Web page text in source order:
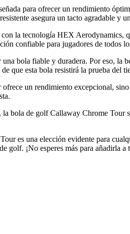
para ofrecer un rendimiento
asegura un tacto agradable y
la tecnología HEX Aerodynamics,
confiable para jugadores de todos
bola fiable y duradera. Por eso,
que esta bola resistirá la prueba del
un rendimiento excepcional,
bola de golf Callaway Chrome
es una elección evidente para
golf. ¡No esperes más para añadirla